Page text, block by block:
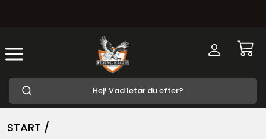
START /